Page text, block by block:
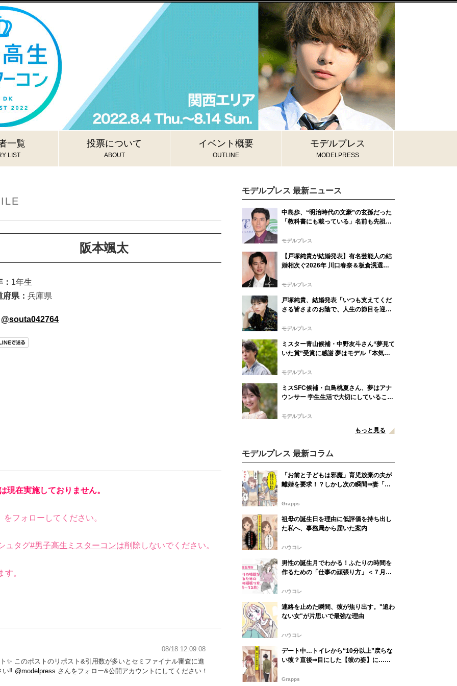
一覧
LIST
投票について
ABOUT
イベント概要
OUTLINE
モデルプレス
MODELPRESS
阪本颯太
1年生
府県： 兵庫県
@souta042764
現在実施しておりません。
をフォローしてください。
ュタグ#男子高生ミスターコンは削除しないでください。
。
✨️ このポストのリポスト&引用数が多いとセミファイナル審査に進
い‼️ @modelpress さんをフォロー&公開アカウントにしてください！
08/18 12:09:08
モデルプレス 最新ニュース
中島歩、“明治時代の文豪”の玄孫だった
「教科書にも載っている」名前も先祖に
モデルプレス
【戸塚純貴が結婚発表】有名芸能人の結
婚相次ぐ2026年 川口春奈＆板倉滉選
中島裕翔ほか
モデルプレス
戸塚純貴、結婚発表「いつも支えてくだ
さる皆さまのお陰で、人生の節目を迎え
【全文】
モデルプレス
ミスター青山候補・中野友斗さん“夢見て
いた賞”受賞に感謝 夢はモデル「本気で
ー】
モデルプレス
ミスSFC候補・白鳥桃夏さん、夢はアナ
ウンサー 学生生活で大切にしていること
モデルプレス
もっと見る
モデルプレス 最新コラム
「お前と子どもは邪魔」育児放棄の夫が
離婚を要求！？しかし次の瞬間⇒妻「や
Grapps
祖母の誕生日を理由に低評価を持ち出し
た私へ、事務局から届いた案内
ハウコレ
男性の誕生月でわかる！ふたりの時間を
作るための「仕事の頑張り方」＜７月〜
ハウコレ
連絡を止めた瞬間、彼が焦り出す。"追わ
ない女"が片思いで最強な理由
ハウコレ
デート中…トイレから“10分以上”戻らな
い彼？直後⇒目にした【彼の姿】に…彼
Grapps